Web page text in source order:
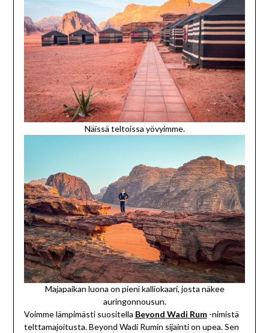
Näissä teltoissa yövyimme.
Majapaikan luona on pieni kalliokaari, josta näkee
auringonnousun.
Voimme lämpimästi suositella Beyond Wadi Rum-nimistä
telttamajoitusta. Beyond Wadi Rumin sijainti on upea. Sen